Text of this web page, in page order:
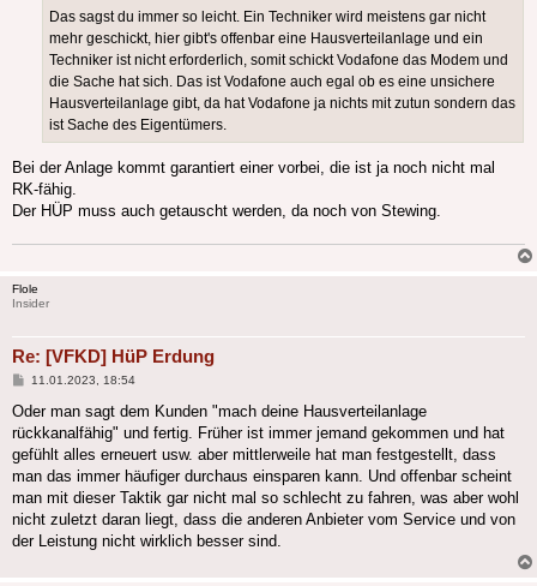
Das sagst du immer so leicht. Ein Techniker wird meistens gar nicht
mehr geschickt, hier gibt's offenbar eine Hausverteilanlage und ein
Techniker ist nicht erforderlich, somit schickt Vodafone das Modem und
die Sache hat sich. Das ist Vodafone auch egal ob es eine unsichere
Hausverteilanlage gibt, da hat Vodafone ja nichts mit zutun sondern das
ist Sache des Eigentümers.
Bei der Anlage kommt garantiert einer vorbei, die ist ja noch nicht mal
RK-fähig.
Der HÜP muss auch getauscht werden, da noch von Stewing.
Flole
Insider
Re: [VFKD] HüP Erdung
Beitrag
11.01.2023, 18:54
Oder man sagt dem Kunden "mach deine Hausverteilanlage
rückkanalfähig" und fertig. Früher ist immer jemand gekommen und hat
gefühlt alles erneuert usw. aber mittlerweile hat man festgestellt, dass
man das immer häufiger durchaus einsparen kann. Und offenbar scheint
man mit dieser Taktik gar nicht mal so schlecht zu fahren, was aber wohl
nicht zuletzt daran liegt, dass die anderen Anbieter vom Service und von
der Leistung nicht wirklich besser sind.